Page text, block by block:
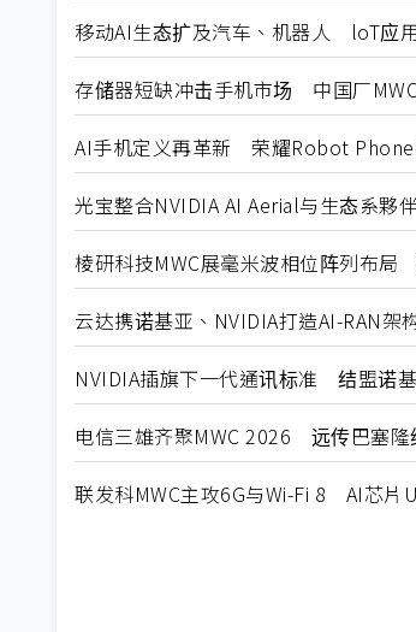
移动AI生态扩及汽车、机器人 loT应
存储器短缺冲击手机市场 中国厂
AI手机定义再革新 荣耀Robot Phone
光宝整合NVIDIA AI Aerial与生态系夥
棱研科技MWC展毫米波相位阵列布
云达携诺基亚、NVIDIA打造AI-RAN
NVIDIA插旗下一代通讯标准 结盟诺
电信三雄齐聚MWC 2026 远传巴塞隆
联发科MWC主攻6G与Wi-Fi 8 AI芯片